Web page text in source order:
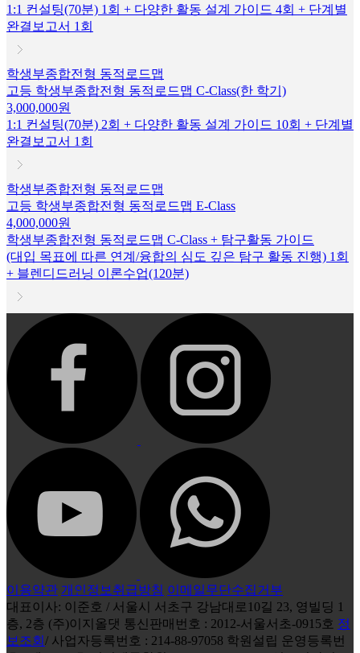
1:1 컨설팅(70분) 1회 + 다양한 활동 설계 가이드 4회 + 단계별
완결보고서 1회
학생부종합전형 동적로드맵
고등 학생부종합전형 동적로드맵 C-Class(한 학기)
3,000,000원
1:1 컨설팅(70분) 2회 + 다양한 활동 설계 가이드 10회 + 단계별
완결보고서 1회
학생부종합전형 동적로드맵
고등 학생부종합전형 동적로드맵 E-Class
4,000,000원
학생부종합전형 동적로드맵 C-Class + 탐구활동 가이드
(대입 목표에 따른 연계/융합의 심도 깊은 탐구 활동 진행) 1회
+ 블렌디드러닝 이론수업(120분)
이용약관 개인정보취급방침 이메일무단수집거부
대표이사: 이준호 / 서울시 서초구 강남대로10길 23, 영빌딩 1
층, 2층 (주)이지올댓 통신판매번호 : 2012-서울서초-0915호 정
보조회 / 사업자등록번호 : 214-88-97058 학원설립 운영등록번